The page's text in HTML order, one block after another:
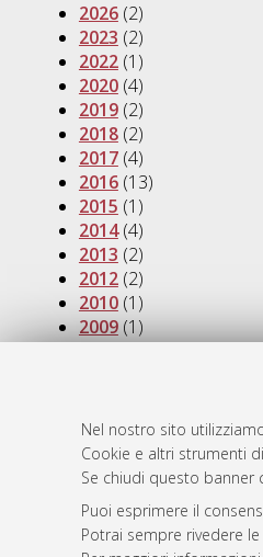
Nel nostro sito
Cookie e altri strumenti
Se chiudi questo banner
Puoi esprimere il
Potrai sempre rivedere
2026(2)
2023 (2)
2022(1)
2020(4)
2019(2)
2018(2)
2017(4)
2016(13)
2015 (1)
2014(4)
2013 (2)
2012(2)
2010(1)
2009(1)
Atom
Rss 1.0
Rss 2.0